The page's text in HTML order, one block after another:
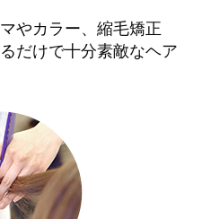
やカラー、縮毛矯正
だけで十分素敵なヘア